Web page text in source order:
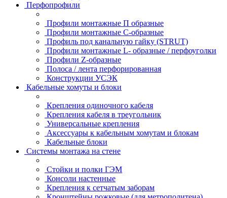
Перфопрофили
Профили монтажные П образные
Профили монтажные C-образные
Профиль под канальную гайку (STRUT)
Профили монтажные L- образные / перфоуголки
Профили Z-образные
Полоса / лента перфорированная
Конструкции УСЭК
Кабельные хомуты и блоки
Крепления одиночного кабеля
Крепления кабеля в треугольник
Универсальные крепления
Аксессуары к кабельным хомутам и блокам
Кабельные блоки
Системы монтажа на стене
Стойки и полки ГЭМ
Консоли настенные
Крепления к сетчатым заборам